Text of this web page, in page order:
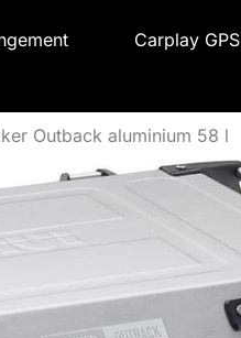
Carplay GPS
Outback aluminium 58 l